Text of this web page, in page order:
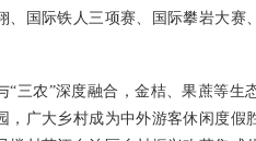
、国际铁人三项赛、国际攀岩大赛
“三农”深度融合，金桔、果蔗等生
，广大乡村成为中外游客休闲度假